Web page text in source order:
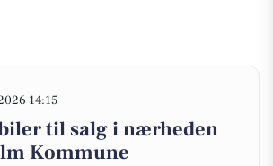
14:15
til salg i nærheden
Kommune